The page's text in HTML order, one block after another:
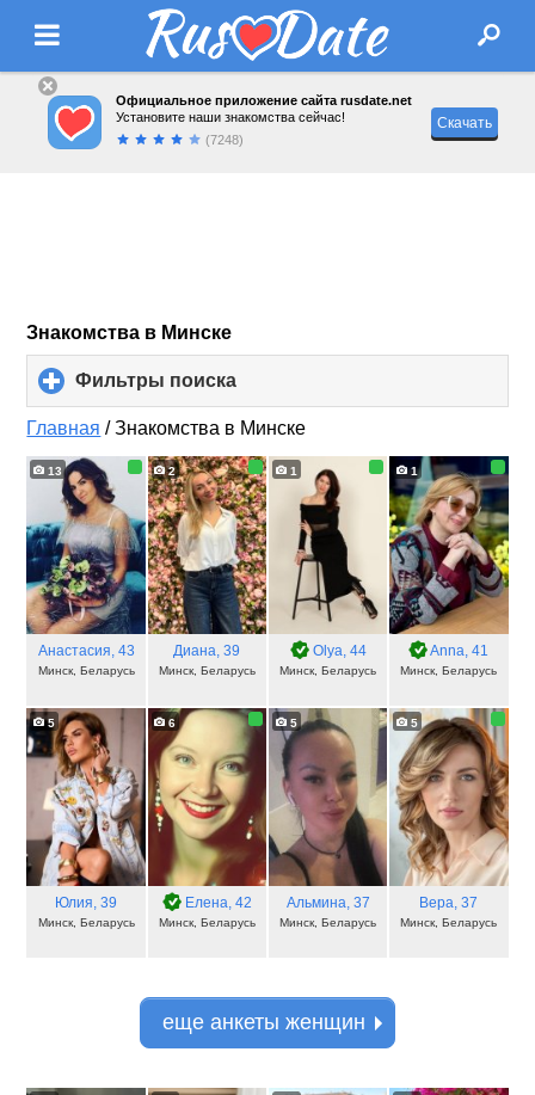
Официальное приложение сайта rusdate.net
Установите наши знакомства сейчас!
(7248)
Скачать
Знакомства в Минске
Фильтры поиска
to
expand
contents
Главная /Знакомства в Минске
13
Анастасия, 43
Минск, Беларусь
2
Диана, 39
Минск, Беларусь
1
Olya, 44
Минск, Беларусь
1
Anna, 41
Минск, Беларусь
5
Юлия, 39
Минск, Беларусь
6
Елена, 42
Минск, Беларусь
5
Альмина, 37
Минск, Беларусь
5
Вера, 37
Минск, Беларусь
еще анкеты женщин